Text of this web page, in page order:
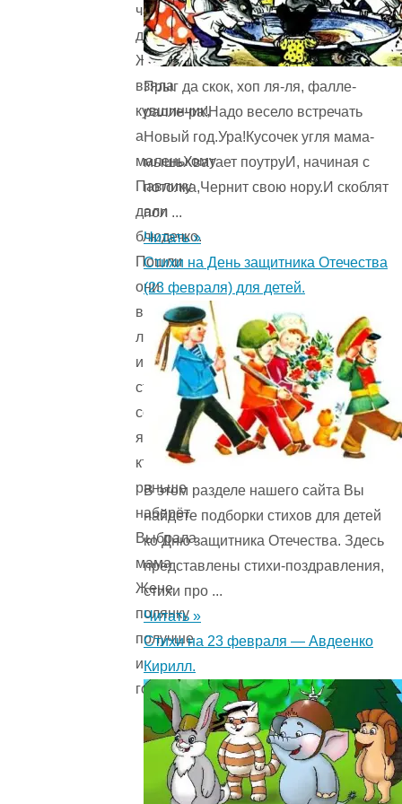
чашку,
девочка
Женя
взяла
кувшинчик,
а
маленькому
Павлику
дали
блюдечко.
Пошли
они
в
лес
и
стали
собирать
ягоду:
кто
раньше
наберёт.
Выбрала
мама
Жене
полянку
получше
и
говорит:
Прыг да скок, хоп ля-ля, фалле-
ралле-ра!Надо весело встречать
Новый год.Ура!Кусочек угля мама-
мышьХватает поутруИ, начиная с
потолка,Чернит свою нору.И скоблят
пол ...
Читать »
Стихи на День защитника Отечества
(23 февраля) для детей.
В этом разделе нашего сайта Вы
найдете подборки стихов для детей
ко Дню защитника Отечества. Здесь
представлены стихи-поздравления,
стихи про ...
Читать »
Стихи на 23 февраля — Авдеенко
Кирилл.